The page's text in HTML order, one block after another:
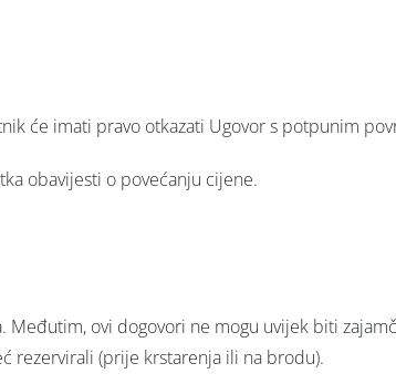
će imati pravo otkazati Ugovor s potpunim
obavijesti o povećanju cijene.
ovi dogovori ne mogu uvijek biti
rezervirali (prije krstarenja ili na brodu).